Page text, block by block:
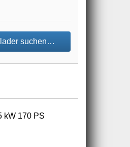
suchen…
kW 170 PS